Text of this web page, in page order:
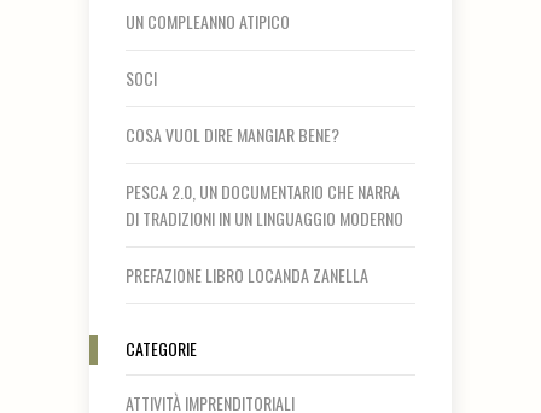
UN COMPLEANNO ATIPICO
SOCI
COSA VUOL DIRE MANGIAR BENE?
PESCA 2.0, UN DOCUMENTARIO CHE NARRA
DI TRADIZIONI IN UN LINGUAGGIO MODERNO
PREFAZIONE LIBRO LOCANDA ZANELLA
CATEGORIE
ATTIVITÀ IMPRENDITORIALI